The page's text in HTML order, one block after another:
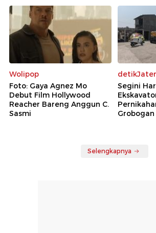
Wolipop
Foto: Gaya Agnez Mo
Debut Film Hollywood
Reacher Bareng Anggun C.
Sasmi
Segini
Grobogan
Selengkapnya